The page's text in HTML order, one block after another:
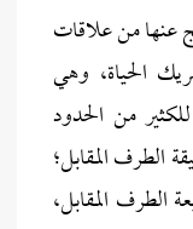
عنها من علاقات
الحياة، وهي
من الحدود
الطرف المقابل؛
الطرف المقابل،